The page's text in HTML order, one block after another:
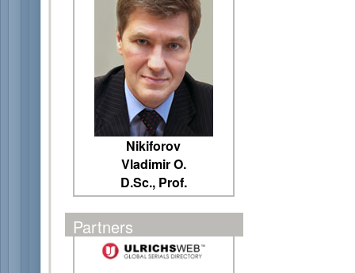
Nikiforov
Vladimir O.
D.Sc., Prof.
Partners